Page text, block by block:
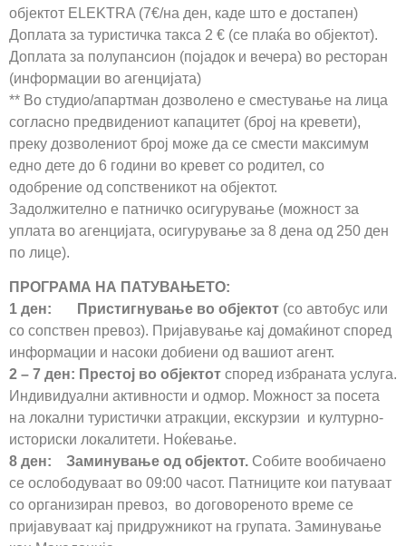
објектот ELEKTRA (7€/на ден, каде што е достапен)
Доплата за туристичка такса 2 € (се плаќа во објектот).
Доплата за полупансион (појадок и вечера) во ресторан
(информации во агенцијата)
** Во студио/апартман дозволено е сместување на лица
согласно предвидениот капацитет (број на кревети),
преку дозволениот број може да се смести максимум
едно дете до 6 години во кревет со родител, со
одобрение од сопственикот на објектот.
Задолжително е патничко осигурување (можност за
уплата во агенцијата, осигурување за 8 дена од 250 ден
по лице).
ПРОГРАМА НА ПАТУВАЊЕТО:
1 ден: Пристигнување во објектот (со автобус или
со сопствен превоз). Пријавување кај домаќинот според
информации и насоки добиени од вашиот агент.
2 – 7 ден: Престој во објектот според избраната услуга.
Индивидуални активности и одмор. Можност за посета
на локални туристички атракции, екскурзии и културно-
историски локалитети. Ноќевање.
8 ден: Заминување од објектот. Собите вообичаено
се ослободуваат во 09:00 часот. Патниците кои патуваат
со организиран превоз, во договореното време се
пријавуваат кај придружникот на групата. Заминување